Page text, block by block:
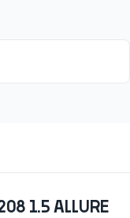
1.5 ALLURE